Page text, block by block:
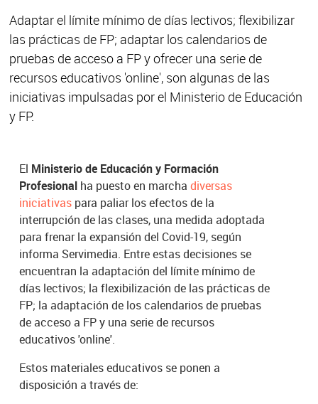
Adaptar el límite mínimo de días lectivos; flexibilizar
las prácticas de FP; adaptar los calendarios de
pruebas de acceso a FP y ofrecer una serie de
recursos educativos 'online', son algunas de las
iniciativas impulsadas por el Ministerio de Educación
y FP.
El Ministerio de Educación y Formación
Profesional ha puesto en marchadiversas
iniciativas para paliar los efectos de la
interrupción de las clases, una medida adoptada
para frenar la expansión del Covid-19, según
informa Servimedia. Entre estas decisiones se
encuentran la adaptación del límite mínimo de
días lectivos; la flexibilización de las prácticas de
FP; la adaptación de los calendarios de pruebas
de acceso a FP y una serie de recursos
educativos 'online'.
Estos materiales educativos se ponen a
disposición a través de: